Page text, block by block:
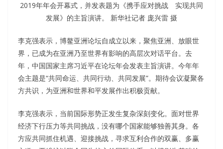
2019年年会开幕式，并发表题为《携手应对挑战 实现共同
发展》的主旨演讲。 新华社记者 庞兴雷 摄
李克强表示，博鳌亚洲论坛自成立以来，聚焦亚洲、放眼世
界，已成为在亚洲乃至世界有影响的高层次对话平台。去
年，中国国家主席习近平在论坛年会发表主旨演讲。今年年
会主题是“共同命运、共同行动、共同发展”。期待会议凝聚各
方共识，为亚洲和世界和平发展作出积极贡献。
李克强表示，当前国际形势正发生复杂深刻变化。面对世界
经济下行压力等共同挑战，没有哪个国家能够独善其身。各
方应共同抓住机遇、迎接挑战，寻求互利合作的双赢、多赢